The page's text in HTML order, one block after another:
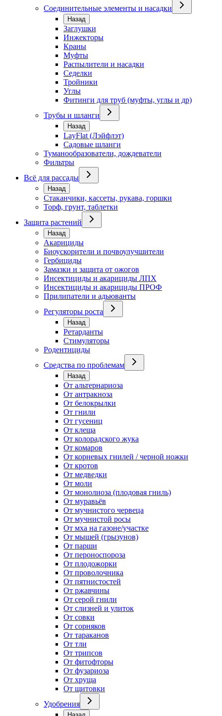
Соединительные элементы и насадки
Назад
Заглушки
Инжекторы
Краны
Муфты
Распылители и насадки
Седелки
Тройники
Углы
Фитинги для труб (муфты, углы и др)
Трубы и шланги
Назад
LayFlat (Лэйфлэт)
Садовые шланги
Туманообразователи, дождеватели
Фильтры
Всё для рассады
Назад
Стаканчики, кассеты, рукава, горшки
Торф, грунт, таблетки
Защита растений
Назад
Акарициды
Биоускорители и почвоулучшители
Гербициды
Замазки и защита от ожогов
Инсектициды и акарициды ЛПХ
Инсектициды и акарициды ПРОФ
Прилипатели и адьюванты
Регуляторы роста
Назад
Ретарданты
Стимуляторы
Родентициды
Средства по проблемам
Назад
От альтернариоза
От антракноза
От белокрылки
От гнили
От гусениц
От клеща
От колорадского жука
От комаров
От корневых гнилей / черной ножки
От кротов
От медведки
От моли
От монолиоза (плодовая гниль)
От муравьёв
От мучнистого червеца
От мучнистой росы
От мха на газоне/участке
От мышей (грызунов)
От парши
От пероноспороза
От плодожорки
От проволочника
От пятнистостей
От ржавчины
От серой гнили
От слизней и улиток
От совки
От сорняков
От тараканов
От тли
От трипсов
От фитофторы
От фузариоза
От хруща
От щитовки
Удобрения